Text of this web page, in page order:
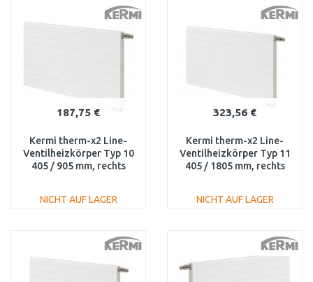
Vergleichen
187,75 €
Kermi therm-x2 Line-
Ventilheizkörper Typ 10
405 / 905 mm, rechts
NICHT AUF LAGER
323,56 €
Kermi therm-x2 Line-
Ventilheizkörper Typ 11
405 / 1805 mm, rechts
NICHT AUF LAGER
Vergleichen